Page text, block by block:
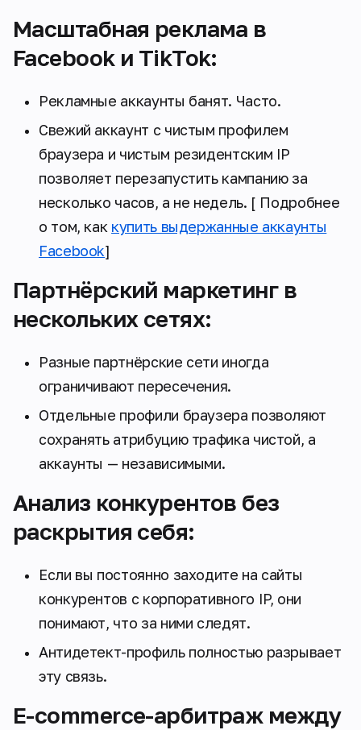
Масштабная реклама в
Facebook и TikTok:
Рекламные аккаунты банят. Часто.
Свежий аккаунт с чистым профилем
браузера и чистым резидентским IP
позволяет перезапустить кампанию за
несколько часов, а не недель. [ Подробнее
о том, как купить выдержанные аккаунты
Facebook]
Партнёрский маркетинг в
нескольких сетях:
Разные партнёрские сети иногда
ограничивают пересечения.
Отдельные профили браузера позволяют
сохранять атрибуцию трафика чистой, а
аккаунты — независимыми.
Анализ конкурентов без
раскрытия себя:
Если вы постоянно заходите на сайты
конкурентов с корпоративного IP, они
понимают, что за ними следят.
Антидетект-профиль полностью разрывает
эту связь.
E-commerce-арбитраж между